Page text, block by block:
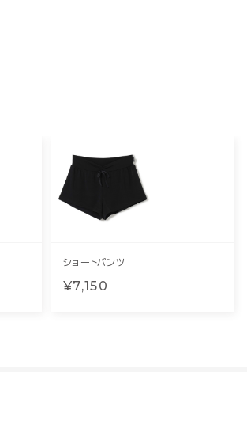
ショートパンツ
¥7,150